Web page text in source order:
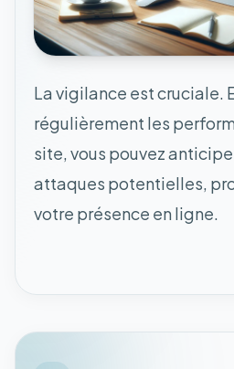
La vigilance est cruciale.
régulièrement les
site, vous pouvez
attaques potentielles,
votre présence en ligne.